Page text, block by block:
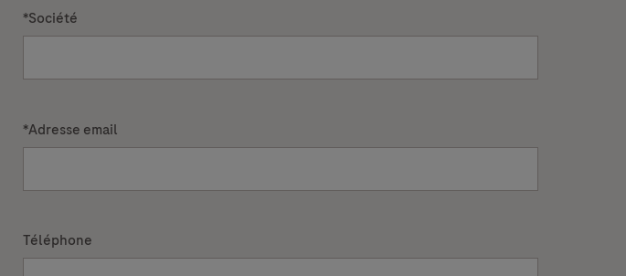
*Société
*Adresse email
Téléphone